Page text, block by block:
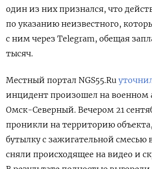
один из них признался, что
по указанию неизвестного,
с ним через Telegram, обещая
тысяч.
Местный портал NGS55.Ru
инцидент произошел на военном
Омск-Северный. Вечером 21
проникли на территорию
бутылку с зажигательной смесью
сняли происходящее на видео и